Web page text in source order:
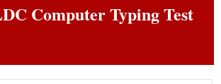
Computer Typing Test